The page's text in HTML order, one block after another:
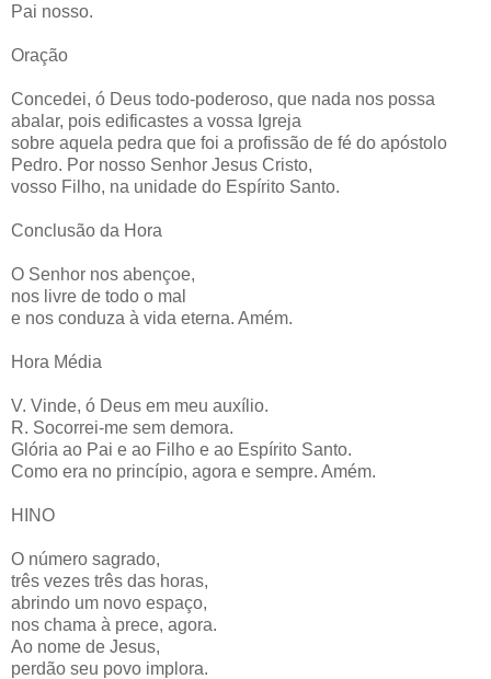
Pai nosso.
Oração
Concedei, ó Deus todo-poderoso, que nada nos possa
abalar, pois edificastes a vossa Igreja
sobre aquela pedra que foi a profissão de fé do apóstolo
Pedro. Por nosso Senhor Jesus Cristo,
vosso Filho, na unidade do Espírito Santo.
Conclusão da Hora
O Senhor nos abençoe,
nos livre de todo o mal
e nos conduza à vida eterna. Amém.
Hora Média
V. Vinde, ó Deus em meu auxílio.
R. Socorrei-me sem demora.
Glória ao Pai e ao Filho e ao Espírito Santo.
Como era no princípio, agora e sempre. Amém.
HINO
O número sagrado,
três vezes três das horas,
abrindo um novo espaço,
nos chama à prece, agora.
Ao nome de Jesus,
perdão seu povo implora.